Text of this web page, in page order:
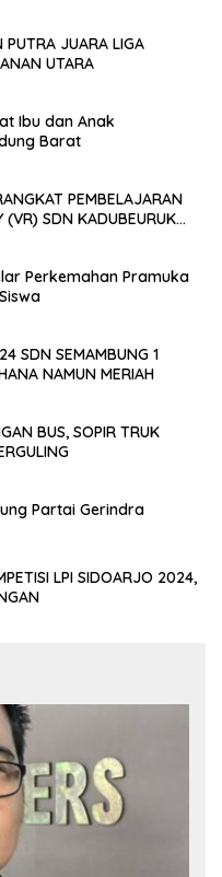
PUTRA JUARA LIGA
UTARA
Ibu dan Anak
Barat
PEMBELAJARAN
(VR) SDN KADUBEURUK
Perkemahan Pramuka
SDN SEMAMBUNG 1
NAMUN MERIAH
BUS, SOPIR TRUK
Partai Gerindra
LPI SIDOARJO 2024,